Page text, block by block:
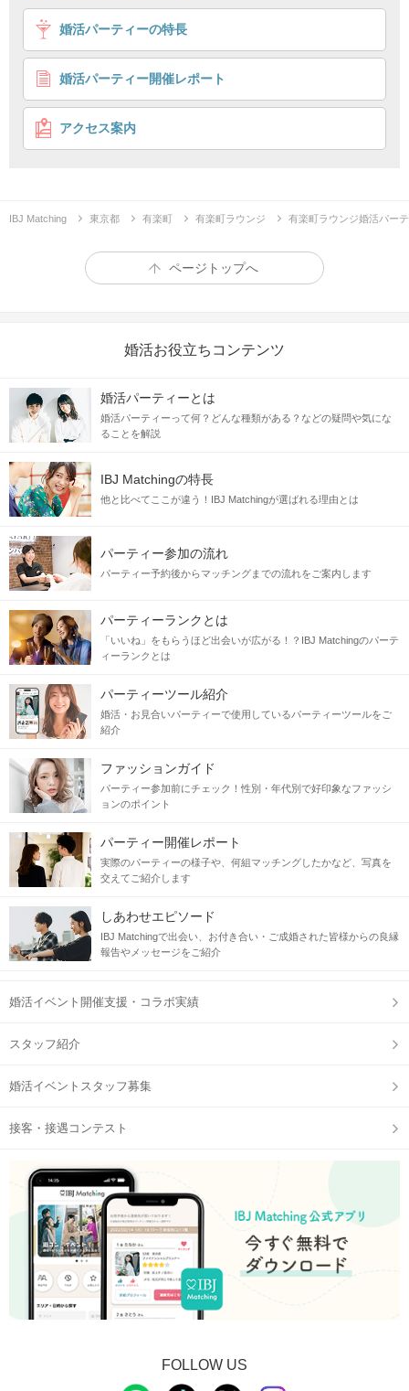
1 2 3 4
《30-35歳の同年代男性》
経済的にも精神的にも自立している人が理想
個室8対8 誠実に向き合いたい
企画詳細
経済的にも精神的にも自立している人が理想
相手に依存しすぎない
友人と遊ぶ気分転換も、時には大切
どちらかが上の立場になるのではなく
対等で支え合える2人でいたい
仲のいいふたりでいたい
この先もずっと一緒にいたいから
気持ちにゆとりをもって接していきたい
当日の流れ
STEP1 受付開始
STEP2 自分のプロフィールをチェック
婚活パーティーの特長
婚活パーティー開催レポート
アクセス案内
IBJ Matching 東京都 有楽町 有楽町ラウンジ 有楽町ラウンジ婚活パー
ページトップへ
婚活お役立ちコンテンツ
婚活パーティーとは
婚活パーティーって何？どんな種類がある？などの疑問や気にな
ることを解説
IBJ Matchingの特長
他と比べてここが違う！IBJ Matchingが選ばれる理由とは
パーティー参加の流れ
パーティー予約後からマッチングまでの流れをご案内します
パーティーランクとは
「いいね」をもらうほど出会いが広がる！？IBJ Matchingのパーテ
ィーランクとは
パーティーツール紹介
婚活・お見合いパーティーで使用しているパーティーツールをご
紹介
ファッションガイド
パーティー参加前にチェック！性別・年代別で好印象なファッシ
ョンのポイント
パーティー開催レポート
実際のパーティーの様子や、何組マッチングしたかなど、写真を
交えてご紹介します
しあわせエピソード
IBJ Matchingで出会い、お付き合い・ご成婚された皆様からの良縁
報告やメッセージをご紹介
婚活イベント開催支援・コラボ実績
スタッフ紹介
婚活イベントスタッフ募集
接客・接遇コンテスト
FOLLOW US